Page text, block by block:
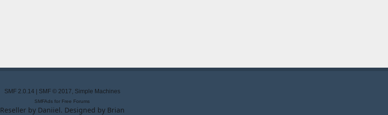
SMF 2.0.14 SMF © 2017, Simple Machines
SMFAds for Free Forums
Reseller by Daniiel. Designed by Brian